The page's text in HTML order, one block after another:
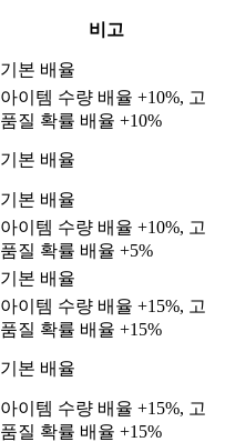
비고
기본 배율
아이템 수량 배율 +10%, 고
품질 확률 배율 +10%
기본 배율
기본 배율
아이템 수량 배율 +10%, 고
품질 확률 배율 +5%
기본 배율
아이템 수량 배율 +15%, 고
품질 확률 배율 +15%
기본 배율
아이템 수량 배율 +15%, 고
품질 확률 배율 +15%